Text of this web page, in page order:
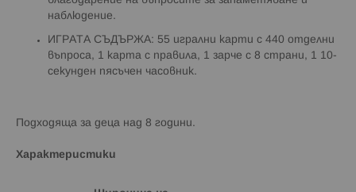
наблюдение.
ИГРАТА СЪДЪРЖА: 55 игрални карти с 440 отделни
въпроса, 1 карта с правила, 1 зарче с 8 страни, 1 10-
секунден пясъчен часовник.
Подходяща за деца над 8 години.
Характеристики